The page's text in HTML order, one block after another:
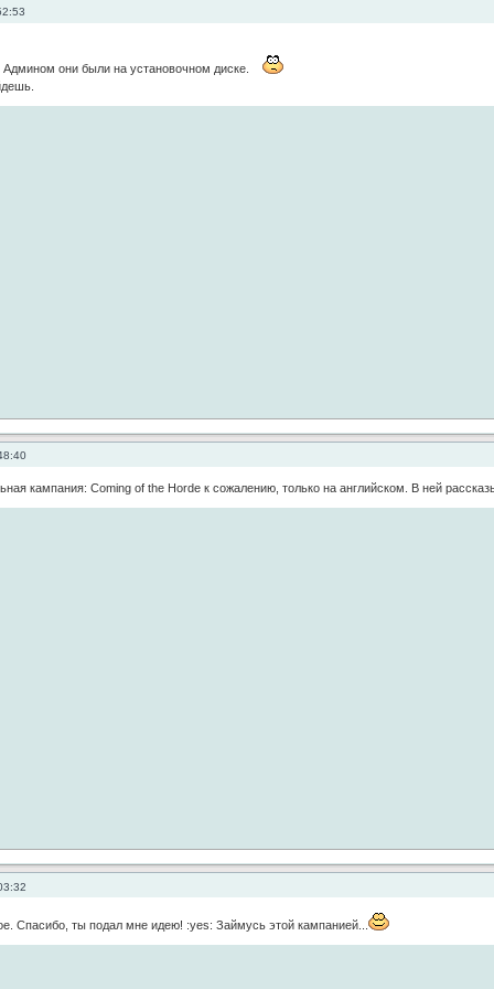
они были на установочном диске.
кампания: Coming of the Horde к сожалению, только на английском. В ней
Спасибо, ты подал мне идею! :yes: Займусь этой кампанией...